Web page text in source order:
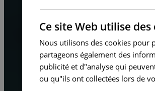
Ce site Web utilise des
Nous utilisons des cookies pour
partageons également des
publicité et d"analyse qui
ou qu"ils ont collectées lors de